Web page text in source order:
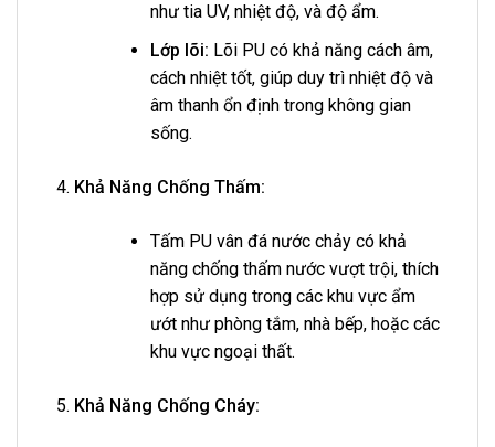
như tia UV, nhiệt độ, và độ ẩm.
Lớp lõi: Lõi PU có khả năng cách âm,
cách nhiệt tốt, giúp duy trì nhiệt độ và
âm thanh ổn định trong không gian
sống.
Khả Năng Chống Thấm:
Tấm PU vân đá nước chảy có khả
năng chống thấm nước vượt trội, thích
hợp sử dụng trong các khu vực ẩm
ướt như phòng tắm, nhà bếp, hoặc các
khu vực ngoại thất.
Khả Năng Chống Cháy: